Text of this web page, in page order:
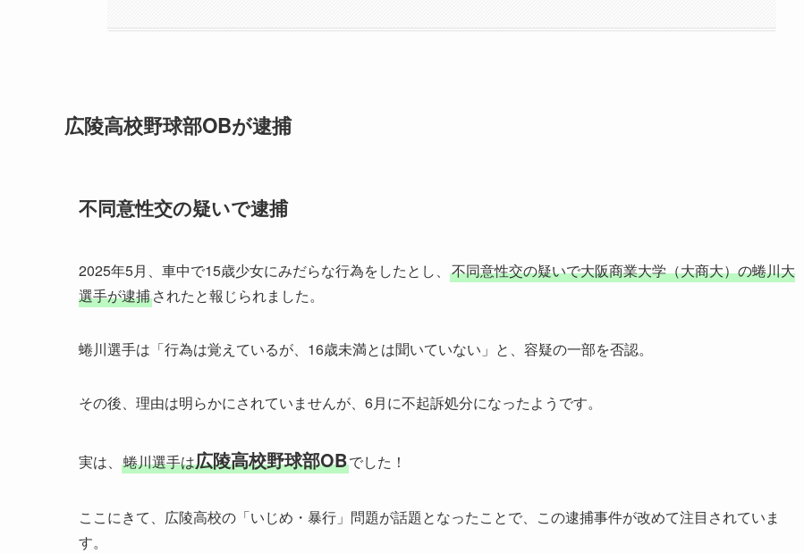
広陵高校野球部OBが逮捕
不同意性交の疑いで逮捕
2025年5月、車中で15歳少女にみだらな行為をしたとし、 不同意性交の疑いで大阪商業大学（大商大）の蜷川大
選手が逮捕されたと報じられました。
蜷川選手は「行為は覚えているが、16歳未満とは聞いていない」と、容疑の一部を否認。
その後、理由は明らかにされていませんが、6月に不起訴処分になったようです。
実は、 蜷川選手は広陵高校野球部OBでした！
ここにきて、広陵高校の「いじめ・暴行」問題が話題となったことで、この逮捕事件が改めて注目されていま
す。